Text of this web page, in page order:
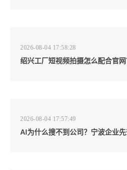
2026-08-04 17:58:28
绍兴工厂短视频拍摄怎么配合官
2026-08-04 17:57:49
AI为什么搜不到公司？宁波企业